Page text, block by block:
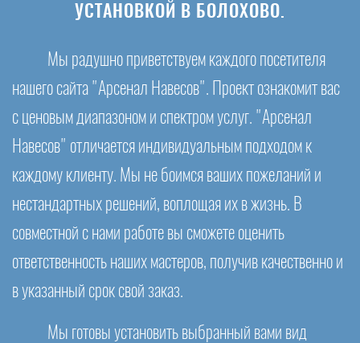
УСТАНОВКОЙ В БОЛОХОВО.
Мы радушно приветствуем каждого посетителя
нашего сайта "Арсенал Навесов". Проект ознакомит вас
с ценовым диапазоном и спектром услуг. "Арсенал
Навесов" отличается индивидуальным подходом к
каждому клиенту. Мы не боимся ваших пожеланий и
нестандартных решений, воплощая их в жизнь. В
совместной с нами работе вы сможете оценить
ответственность наших мастеров, получив качественно и
в указанный срок свой заказ.
Мы готовы установить выбранный вами вид